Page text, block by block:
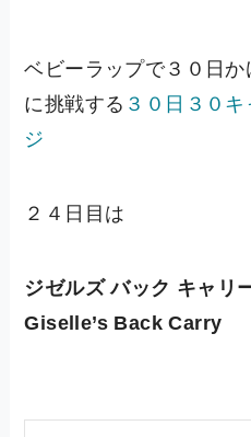
ベビーラップで３０日
に挑戦する ３０日３０
ジ
２４日目は
ジゼルズ バック キャリ
Giselle’s Back Carry